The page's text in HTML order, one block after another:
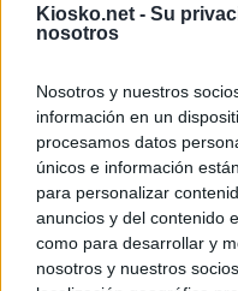
Kiosko.net - Su
nosotros
Nosotros y nuestros
información en un
procesamos datos
únicos e información
para personalizar
anuncios y del contenido
como para desarrollar y
nosotros y nuestros